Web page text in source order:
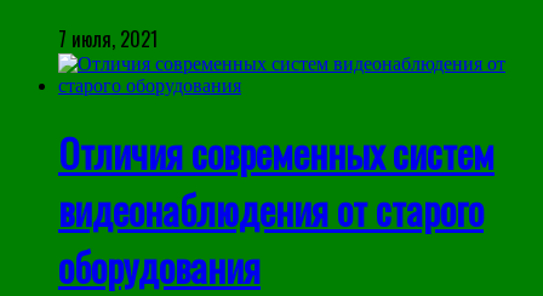
7 июля, 2021
Отличия современных систем
видеонаблюдения от старого
оборудования